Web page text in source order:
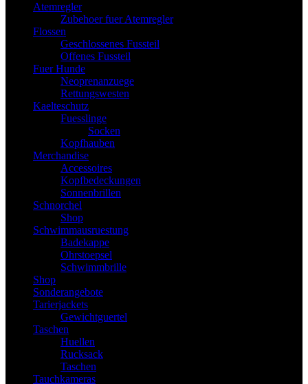
Atemregler
Zubehoer fuer Atemregler
Flossen
Geschlossenes Fussteil
Offenes Fussteil
Fuer Hunde
Neoprenanzuege
Rettungswesten
Kaelteschutz
Fuesslinge
Socken
Kopfhauben
Merchandise
Accessoires
Kopfbedeckungen
Sonnenbrillen
Schnorchel
Shop
Schwimmausruestung
Badekappe
Ohrstoepsel
Schwimmbrille
Shop
Sonderangebote
Tarierjackets
Gewichtguertel
Taschen
Huellen
Rucksack
Taschen
Tauchkameras